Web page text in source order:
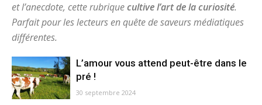
et l’anecdote, cette rubriquecultive l’art de la curiosité.
Parfait pour les lecteurs en quête de saveurs médiatiques
différentes.
L’amour vous attend peut-être dans le
pré !
30 septembre 2024